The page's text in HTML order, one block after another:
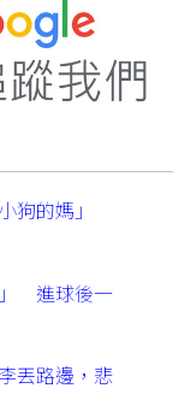
狗的媽」
」 進球後一
丟路邊，悲